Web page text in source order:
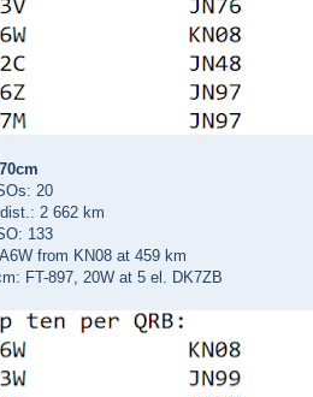
20
2 662 km
133
from KN08 at 459 km
FT-897, 20W at 5 el. DK7ZB